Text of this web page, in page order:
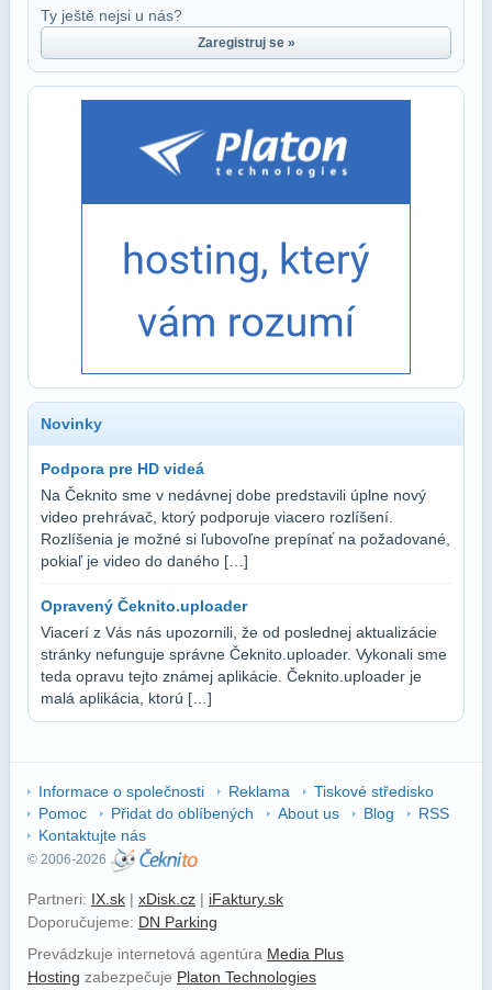
Ty ještě nejsi u nás?
Zaregistruj se »
Novinky
Podpora pre HD videá
Na Čeknito sme v nedávnej dobe predstavili úplne nový
video prehrávač, ktorý podporuje viacero rozlíšení.
Rozlíšenia je možné si ľubovoľne prepínať na požadované,
pokiaľ je video do daného […]
Opravený Čeknito.uploader
Viacerí z Vás nás upozornili, že od poslednej aktualizácie
stránky nefunguje správne Čeknito.uploader. Vykonali sme
teda opravu tejto známej aplikácie. Čeknito.uploader je
malá aplikácia, ktorú […]
Informace o společnosti Reklama
Tiskové středisko
Pomoc
Přidat do oblíbených About us Blog
RSS
Kontaktujte nás
© 2006-2026
Partneri: IX.sk | xDisk.cz | iFaktury.sk
Doporučujeme: DN Parking
Prevádzkuje internetová agentúra Media Plus
Hosting zabezpečuje Platon Technologies